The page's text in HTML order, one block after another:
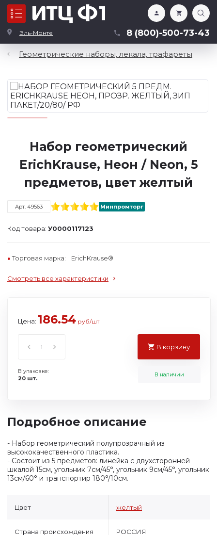
Эль-Монте 8 (800)-500-73-43
Каталог
Геометрические наборы, лекала, трафареты
Набор геометрический
ErichKrause, Неон / Neon, 5
предметов, цвет желтый
Арт. 49563 Минпромторг
Код товара: У0000117123
Торговая марка: ErichKrause®
Смотреть все характеристики
Цена: 186.54 руб/шт
В корзину
В упаковке:
20 шт.
В наличии
Подробное описание
- Набор геометрический полупрозрачный из
высококачественного пластика.
- Состоит из 5 предметов: линейка с двухсторонней
шкалой 15см, угольник 7см/45°, угольник 9см/45°, угольник
13см/60° и транспортир 180°/10см.
Цвет желтый
Страна происхождения РОССИЯ